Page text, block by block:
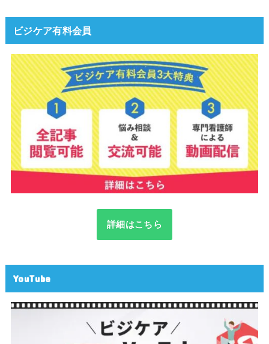
ビジケア有料会員
詳細はこちら
YouTube